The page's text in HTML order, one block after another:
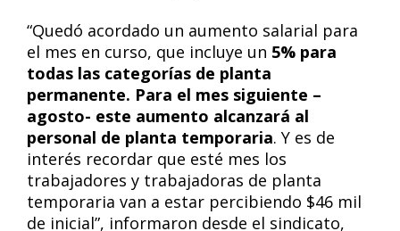
“Quedó acordado un aumento salarial para
el mes en curso, que incluye un 5% para
todas las categorías de planta
permanente. Para el mes siguiente –
agosto- este aumento alcanzará al
personal de planta temporaria. Y es de
interés recordar que esté mes los
trabajadores y trabajadoras de planta
temporaria van a estar percibiendo $46 mil
de inicial”, informaron desde el sindicato,